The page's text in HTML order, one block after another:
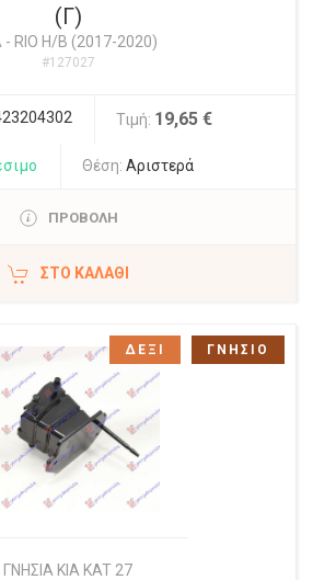
(Γ)
- RIO Η/Β (2017-2020)
#127027
Τιμή: 19,65 €
Θέση: Αριστερά
ΠΡΟΒΟΛΗ
ΣΤΟ ΚΑΛΆΘΙ
ΓΝΗΣΙΑ KIA KAT 27
ΔΕΞΙ ΓΝΗΣΙΟ